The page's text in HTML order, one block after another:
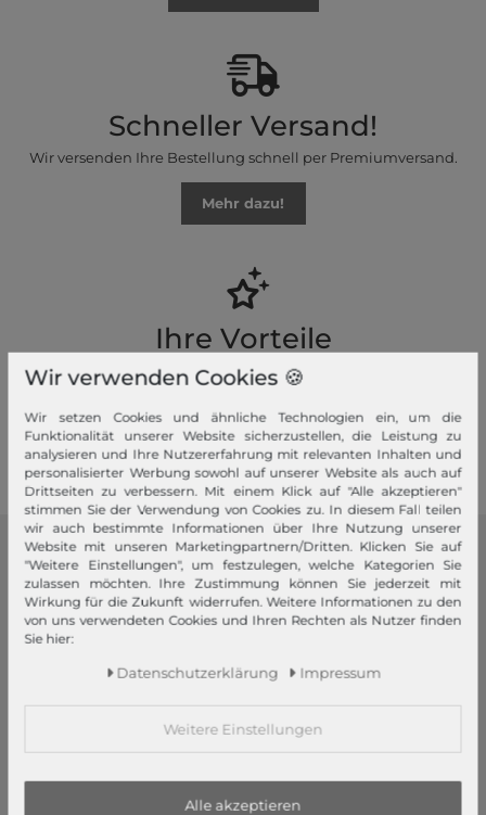
Schneller Versand!
Wir versenden Ihre Bestellung schnell per Premiumversand.
Mehr dazu!
Ihre Vorteile
Premiumversand, Große Auswahl, faire Preise, Freundlicher &
schneller Service
Mehr dazu!
modeherz
Impressum
AGB
Barrierefreiheitserklärung
Wir verwenden Cookies 🍪
Wir setzen Cookies und ähnliche Technologien ein, um die
Funktionalität unserer Website sicherzustellen, die Leistung zu
analysieren und Ihre Nutzererfahrung mit relevanten Inhalten und
personalisierter Werbung sowohl auf unserer Website als auch auf
Drittseiten zu verbessern. Mit einem Klick auf "Alle akzeptieren"
stimmen Sie der Verwendung von Cookies zu. In diesem Fall teilen
wir auch bestimmte Informationen über Ihre Nutzung unserer
Website mit unseren Marketingpartnern/Dritten. Klicken Sie auf
"Weitere Einstellungen", um festzulegen, welche Kategorien Sie
zulassen möchten. Ihre Zustimmung können Sie jederzeit mit
Wirkung für die Zukunft widerrufen. Weitere Informationen zu den
von uns verwendeten Cookies und Ihren Rechten als Nutzer finden
Sie hier:
Daten­schutz­erklärung Impressum
Weitere Einstellungen
Alle akzeptieren